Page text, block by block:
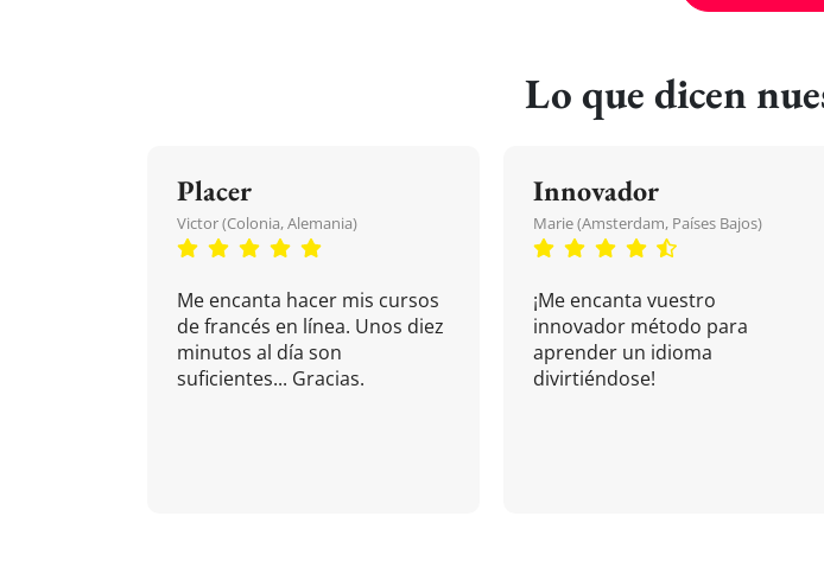
Lo que dicen
Placer
Victor (Colonia, Alemania)
Me encanta hacer mis cursos
de francés en línea. Unos diez
minutos al día son
suficientes... Gracias.
Innovador
Marie (Amsterdam, Países Bajos)
¡Me encanta vuestro
innovador método para
aprender un idioma
divirtiéndose!